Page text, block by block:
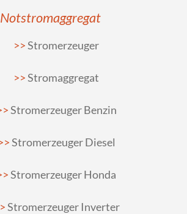
Notstromaggregat
Stromerzeuger
Stromaggregat
Stromerzeuger Benzin
Stromerzeuger Diesel
Stromerzeuger Honda
Stromerzeuger Inverter